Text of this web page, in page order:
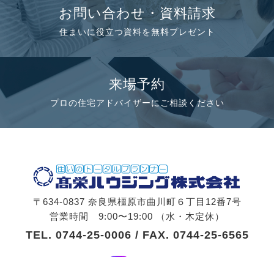
お問い合わせ・資料請求
住まいに役立つ資料を無料プレゼント
来場予約
プロの住宅アドバイザーにご相談ください
〒634-0837 奈良県橿原市曲川町６丁目12番7号
営業時間 9:00〜19:00 （水・木定休）
TEL. 0744-25-0006 / FAX. 0744-25-6565